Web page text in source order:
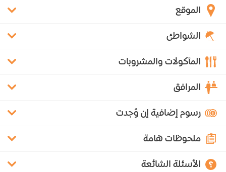
الموقع
الشواطئ
المأكولات والمشروبات
المرافق
رسوم إضافية إن وُجدت
ملحوظات هامة
الأسئلة الشائعة